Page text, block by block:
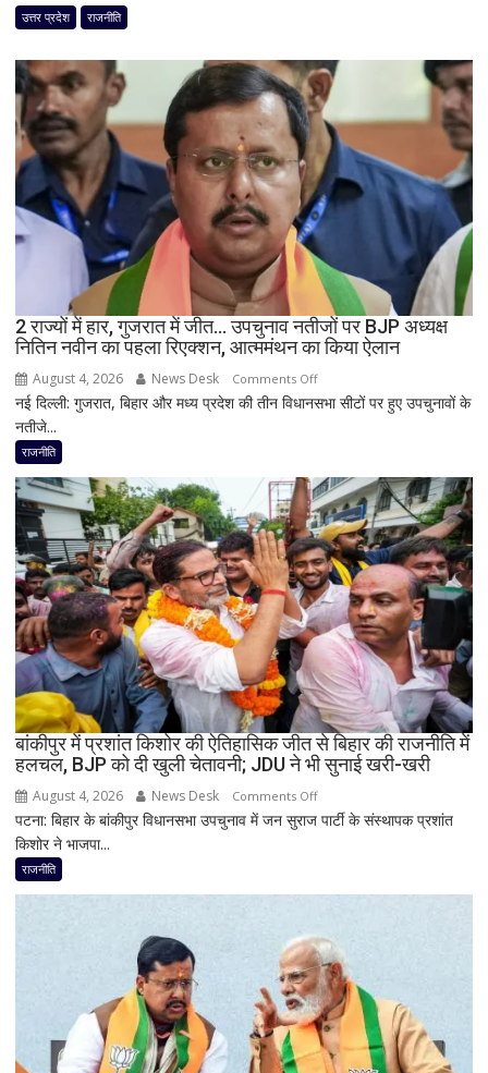
में
सीएम
योगी
का
बड़ा
बयान,
बोले-
SIT
जांच
में
किसी
साधु-
संत
की
भूमिका
उत्तर प्रदेश राजनीति
2 राज्यों में हार, गुजरात में जीत… उपचुनाव नतीजों पर BJP अध्यक्ष
नितिन नवीन का पहला रिएक्शन, आत्ममंथन का किया ऐलान
August 4, 2026 News Desk Comments Offon
2
हार,
गुजरात
में
जीत…
उपचुनाव
नतीजों
पर
BJP
अध्यक्ष
नितिन
नवीन
का
पहला
आत्ममंथन
नई दिल्ली: गुजरात, बिहार और मध्य प्रदेश की तीन विधानसभा सीटों पर हुए उपचुनावों के
नतीजे...
राजनीति
बांकीपुर में प्रशांत किशोर की ऐतिहासिक जीत से बिहार की राजनीति में
हलचल, BJP को दी खुली चेतावनी; JDU ने भी सुनाई खरी-खरी
August 4, 2026 News Desk Comments Offon
बांकीपुर
ऐतिहासिक
जीत
से
बिहार
की
राजनीति
पटना: बिहार के बांकीपुर विधानसभा उपचुनाव में जन सुराज पार्टी के संस्थापक प्रशांत
किशोर ने भाजपा...
राजनीति